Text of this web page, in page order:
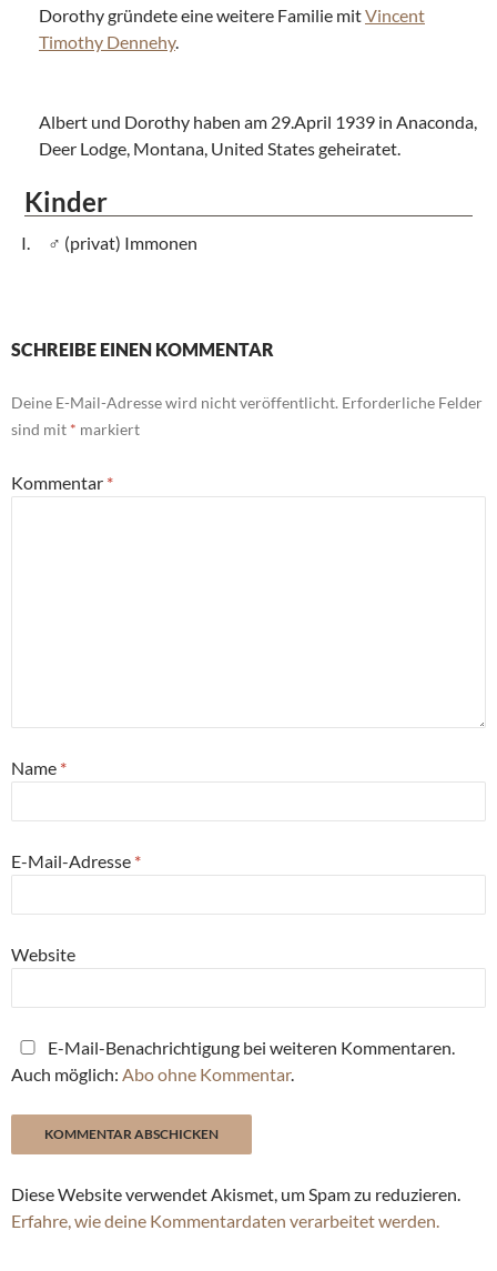
Dorothy gründete eine weitere Familie mitVincent
Timothy Dennehy.
Albert und Dorothy haben am 29.April 1939 in Anaconda,
Deer Lodge, Montana, United States geheiratet.
Kinder
(privat) Immonen
SCHREIBE EINEN KOMMENTAR
Deine E-Mail-Adresse wird nicht veröffentlicht. Erforderliche Felder
sind mit * markiert
Kommentar *
Name *
E-Mail-Adresse *
Website
E-Mail-Benachrichtigung bei weiteren Kommentaren.
Auch möglich: Abo ohne Kommentar.
Diese Website verwendet Akismet, um Spam zu reduzieren.
Erfahre, wie deine Kommentardaten verarbeitet werden.